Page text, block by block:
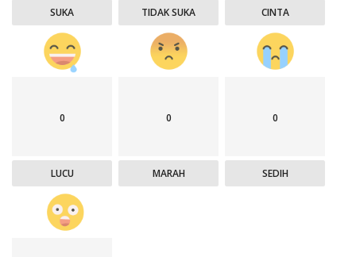
SUKA TIDAK SUKA CINTA
0
LUCU
0
MARAH
0
SEDIH